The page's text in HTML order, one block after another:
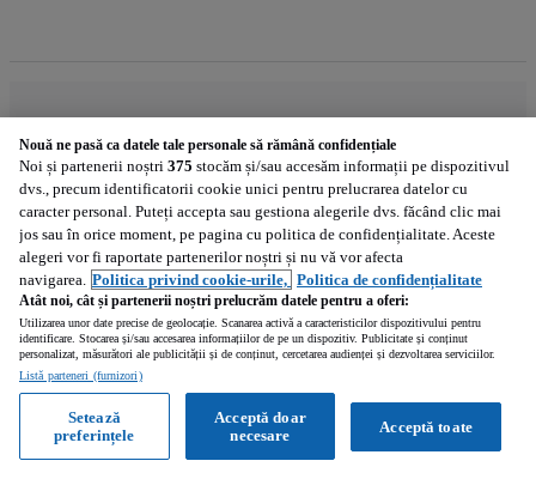
Bomag in Romania
Bomag Bihor
9
Bomag Cluj
5
Bomag Maramures
Bomag Timis
Bomag Ilfov
2
Bomag Iasi
1
Bomag Mures
1
Bomag Buzau
Bomag Bucuresti
1
Nouă ne pasă ca datele tale personale să rămână confidențiale
Noi și partenerii noștri 375 stocăm și/sau accesăm informații pe dispozitivul
dvs., precum identificatorii cookie unici pentru prelucrarea datelor cu
caracter personal. Puteți accepta sau gestiona alegerile dvs. făcând clic mai
jos sau în orice moment, pe pagina cu politica de confidențialitate. Aceste
alegeri vor fi raportate partenerilor noștri și nu vă vor afecta
navigarea. Politica privind cookie-urile, Politica de confidențialitate
Atât noi, cât și partenerii noștri prelucrăm datele pentru a oferi:
Utilizarea unor date precise de geolocație. Scanarea activă a caracteristicilor dispozitivului pentru
identificare. Stocarea și/sau accesarea informațiilor de pe un dispozitiv. Publicitate și conținut
personalizat, măsurători ale publicității și de conținut, cercetarea audienței și dezvoltarea serviciilor.
Listă parteneri (furnizori)
Acceptă toate
Acceptă doar
necesare
Setează
preferințele